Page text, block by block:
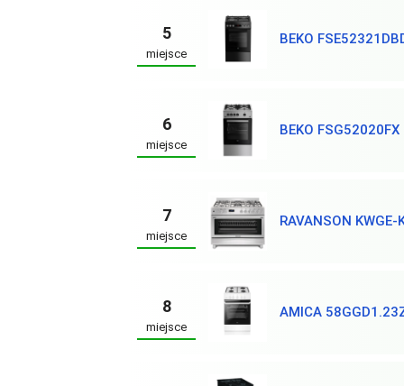
5
miejsce
BEKO
6
miejsce
BEKO FSG52020FX
7
miejsce
RAVANSON KWGE-
8
miejsce
AMICA